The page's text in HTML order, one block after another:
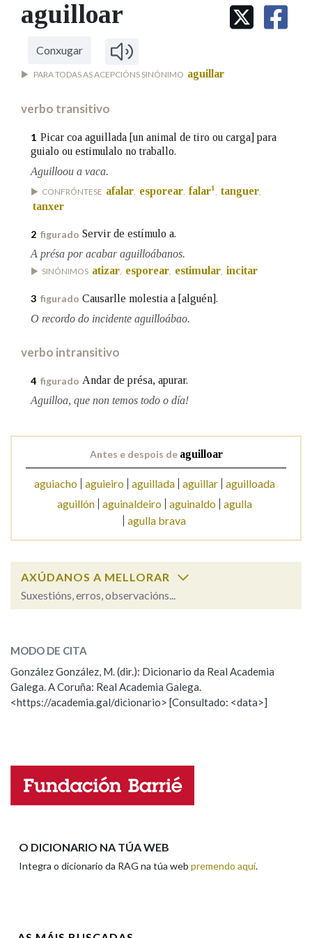
IDENTIDADE CORPORATIVA
MARCIAL DEL ADALID
FIGURAS HOMENAXEADAS
PRIMAVERA DAS LETRAS
Facebook
TwitterYoutubeInstagram
Bluesky
BUSCAR NOS LEMAS
Comeza por
Contén
Nos exemplos
Na fraseoloxía
aguilloar
Conxugar
PARA TODAS AS ACEPCIÓNS SINÓNIMO aguillar
verbo transitivo
1 Picar coa aguillada [un animal de tiro ou carga] para
guialo ou estimulalo no traballo.
Aguilloou a vaca.
CONFRÓNTESE afalar esporear falar1 tanguer
tanxer
2 figurado Servir de estímulo a.
A présa por acabar aguilloábanos.
SINÓNIMOS atizar, esporear, estimular, incitar
3 figurado Causarlle molestia a [alguén].
O recordo do incidente aguilloábao.
verbo intransitivo
4 figurado Andar de présa, apurar.
Aguilloa, que non temos todo o día!
Antes e despois de aguilloar
aguiacho aguieiro aguillada aguillar
aguilloada
aguillón
aguinaldeiro aguinaldo
agulla
agulla brava
AXÚDANOS A MELLORAR
Suxestións, erros, observacións...
ESCOLLE UNHA OPCIÓN:
Observación Hai un erro na palabra
Propoño mellorar a definición
Nome
MODO DE CITA
González González, M. (dir.): Dicionario da Real Academia
Galega. A Coruña: Real Academia Galega.
<https://academia.gal/dicionario> [Consultado: <data>]
O DICIONARIO NA TÚA WEB
Integra o dicionario da RAG na túa web premendo aquí.